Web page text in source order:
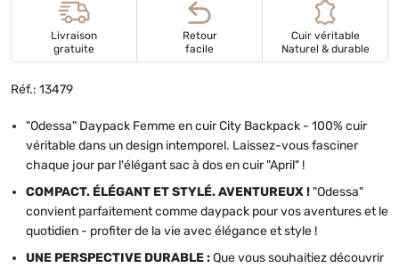
Livraison
gratuite
Retour
facile
Cuir véritable
Naturel & durable
Réf.: 13479
"Odessa" Daypack Femme en cuir City Backpack - 100% cuir
véritable dans un design intemporel. Laissez-vous fasciner
chaque jour par l'élégant sac à dos en cuir "April" !
COMPACT. ÉLÉGANT ET STYLÉ. AVENTUREUX !"Odessa"
convient parfaitement comme daypack pour vos aventures et le
quotidien - profiter de la vie avec élégance et style !
UNE PERSPECTIVE DURABLE :Que vous souhaitiez découvrir